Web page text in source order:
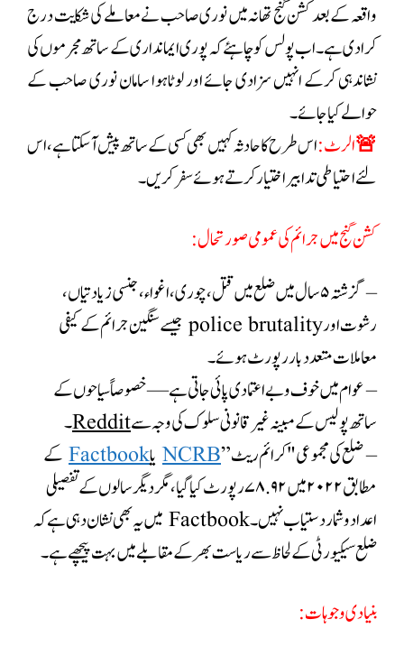
واقعہ کے بعد کشن گنج تھانہ میں نوری صاحب نے معاملے کی شکایت درج
کرادی ہے۔اب پولس کو چاہئے کہ پوری ایمانداری کے ساتھ مجرموں کی
نشاندہی کرکے انہیں سزادی جائے اور لوٹاہوا سامان نوری صاحب کے
حوالے کیاجائے۔
🚨 الرٹ:اس طرح کا حادثہ کہیں بھی کسی کے ساتھ پیش آسکتا ہے ،اس
لئے احتیاطی تدابیر اختیارکرتے ہوئے سفر کریں ۔
کشن گنج میں جرائم کی عمومی صورتحال:
– گزشتہ ۵ سال میں ضلع میں قتل، چوری، اغواء، جنسی زیادتیاں،
رشوت اور police brutality جیسے سنگین جرائم کے کیفی
معاملات متعدد بار رپورٹ ہوئے۔
– عوام میں خوف و بےاعتمادی پائی جاتی ہے—خصوصاً سیاحوں کے
ساتھ پولیس کے مبینہ غیر قانونی سلوک کی وجہ سےReddit۔
– ضلع کی مجموعی "کرائم ریٹ”NCRBیاFactbook کے
مطابق ۲۰۲۲ میں ۷۸.۹۲ رپورٹ کیا گیا، مگر دیگر سالوں کے تفصیلی
اعداد و شمار دستیاب نہیں
۔ Factbook میں یہ بھی نشان دہی ہے کہ
ضلع سیکیورٹی کے لحاظ سے ریاست بھر کے مقابلے میں بہت پیچھے ہے۔
بنیادی وجوہات: